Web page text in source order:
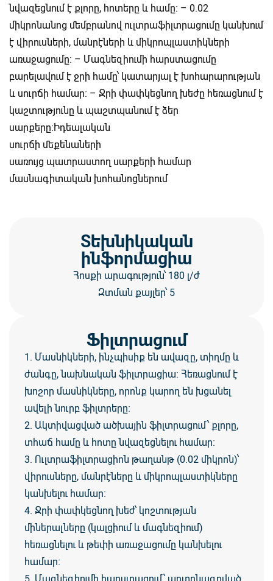
նվազեցնում է քլորը, հոտերը և համը։ – 0.02
միկրոնանոց մեմբրանով ուլտրաֆիլտրացումը կանխում
է վիրուսների, մանրէների և միկրոպլաստիկների
առաջացումը։ – Մագնեզիումի հարստացումը
բարելավում է ջրի համը՝ կատարյալ է խոհարարության
և սուրճի համար։ – Ջրի փափկեցնող խեժը հեռացնում է
կաշտությունը և պաշտպանում է ձեր
սարքերը։Իդեալական
սուրճի մեքենաների
սառույց պատրաստող սարքերի համար
մասնագիտական ​​խոհանոցներում
Տեխնիկական
ինֆորմացիա
Հոսքի արագություն՝ 180 լ/ժ
Զտման քայլեր՝ 5
Ֆիլտրացում
1. Մասնիկների, ինչպիսիք են ավազը, տիղմը և
ժանգը, նախնական ֆիլտրացիա։ Հեռացնում է
խոշոր մասնիկները, որոնք կարող են խցանել
ավելի նուրբ ֆիլտրերը։
2. Ակտիվացված ածխային ֆիլտրացում՝ քլորը,
տհաճ համը և հոտը նվազեցնելու համար։
3. Ուլտրաֆիլտրացիոն թաղանթ (0.02 միկրոն)՝
վիրուսները, մանրէները և միկրոպլաստիկները
կանխելու համար։
4. Ջրի փափկեցնող խեժ՝ կոշտության
միներալները (կալցիում և մագնեզիում)
հեռացնելու և թեփի առաջացումը կանխելու
համար։
5. Մագնեզիումի հարստացում՝ արտոնագրված